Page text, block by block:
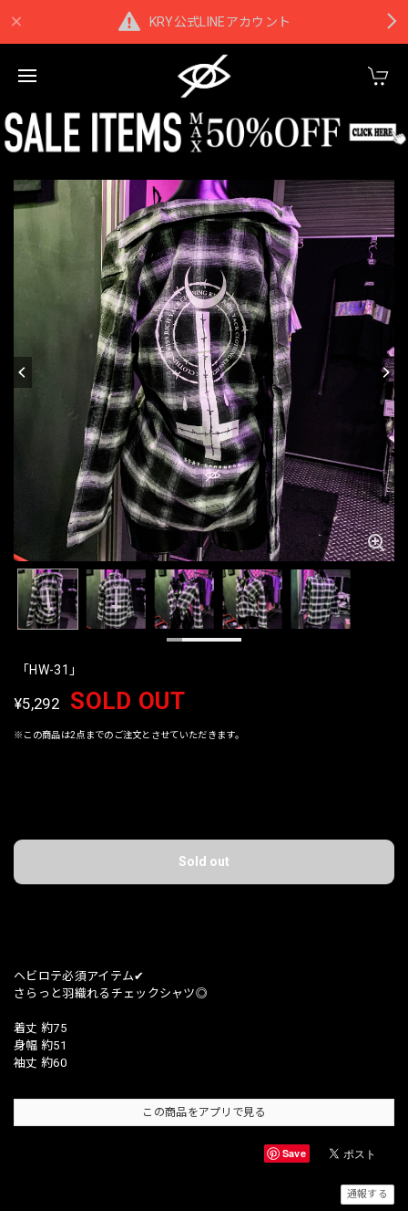
KRY公式LINEアカウント
「HW-31」
¥5,292 SOLD OUT
※この商品は2点までのご注文とさせていただきます。
Sold out
ヘビロテ必須アイテム✔︎
さらっと羽織れるチェックシャツ◎
着丈 約75
身幅 約51
袖丈 約60
この商品をアプリで見る
Save
通報する